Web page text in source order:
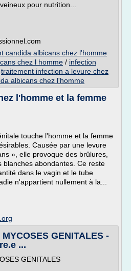
pour nutrition...
candida albicans chez l'homme
chez l homme / infection
traitement infection a levure chez
albicans chez l'homme
l'homme et la femme
touche l'homme et la femme
Causée par une levure
», elle provoque des brûlures,
blanches abondantes. Ce reste
dans le vagin et le tube
n'appartient nullement à la...
GENITALES -
...
GENITALES